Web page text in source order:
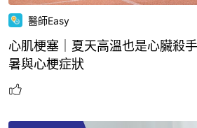
醫師Easy
心肌梗塞｜夏天高溫也是心臟殺
暑與心梗症狀